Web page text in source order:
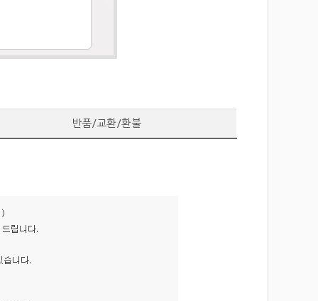
반품/교환/환불